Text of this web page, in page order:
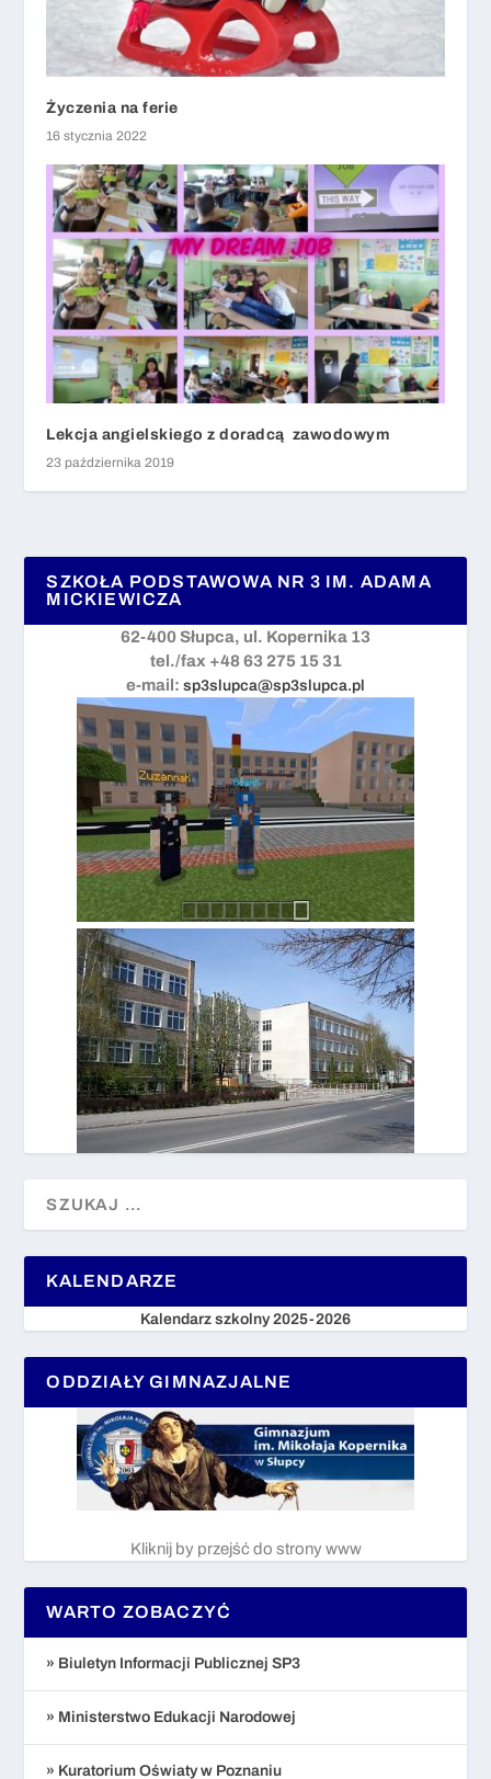
Życzenia na ferie
16 stycznia 2022
Lekcja angielskiego z doradcą zawodowym
23 października 2019
SZKOŁA PODSTAWOWA NR 3 IM. ADAMA
MICKIEWICZA
62-400 Słupca, ul. Kopernika 13
tel./fax +48 63 275 15 31
e-mail: sp3slupca@sp3slupca.pl
KALENDARZE
Kalendarz szkolny 2025-2026
ODDZIAŁY GIMNAZJALNE
Kliknij by przejść do strony www
WARTO ZOBACZYĆ
» Biuletyn Informacji Publicznej SP3
» Ministerstwo Edukacji Narodowej
» Kuratorium Oświaty w Poznaniu